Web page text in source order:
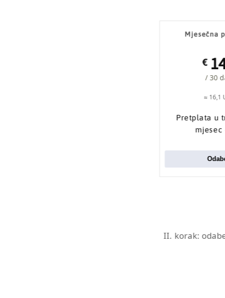
Mjesečna
€
/ 30
≈ 16,1
Pretplata u
mjesec
II. korak: